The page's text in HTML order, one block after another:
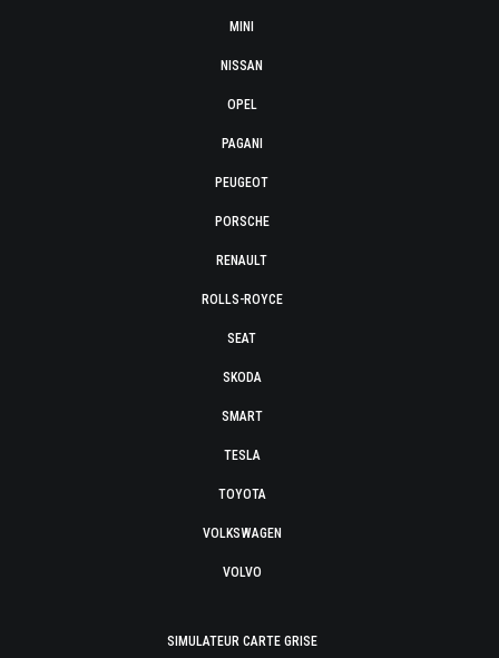
MINI
NISSAN
OPEL
PAGANI
PEUGEOT
PORSCHE
RENAULT
ROLLS-ROYCE
SEAT
SKODA
SMART
TESLA
TOYOTA
VOLKSWAGEN
VOLVO
SIMULATEUR CARTE GRISE